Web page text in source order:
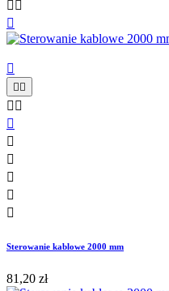
 



 






Sterowanie kablowe 2000 mm
81,20 zł